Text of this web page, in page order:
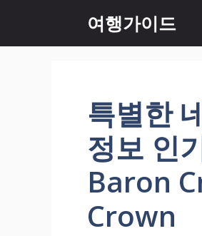
츠
여행가이드
특별한
정보 인
Baron
Crown